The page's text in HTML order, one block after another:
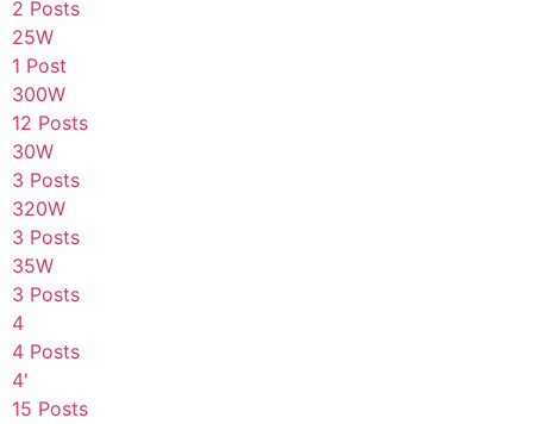
2 Posts
25W
1 Post
300W
12 Posts
30W
3 Posts
320W
3 Posts
35W
3 Posts
4
4 Posts
4'
15 Posts